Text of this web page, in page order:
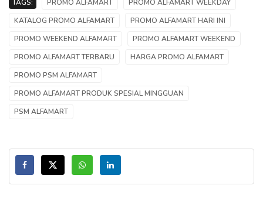
TAGS: PROMO ALFAMART
PROMO ALFAMART WEEKDAY
KATALOG PROMO ALFAMART
PROMO ALFAMART HARI INI
PROMO WEEKEND ALFAMART
PROMO ALFAMART WEEKEND
PROMO ALFAMART TERBARU
HARGA PROMO ALFAMART
PROMO PSM ALFAMART
PROMO ALFAMART PRODUK SPESIAL MINGGUAN
PSM ALFAMART